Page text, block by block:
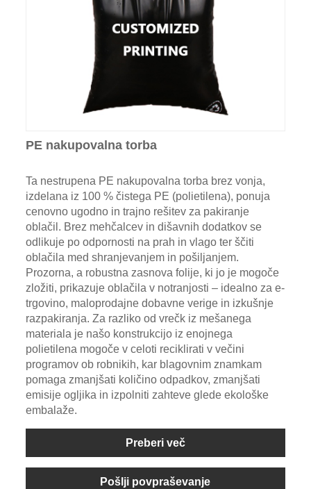
PE nakupovalna torba
Ta nestrupena PE nakupovalna torba brez vonja,
izdelana iz 100 % čistega PE (polietilena), ponuja
cenovno ugodno in trajno rešitev za pakiranje
oblačil. Brez mehčalcev in dišavnih dodatkov se
odlikuje po odpornosti na prah in vlago ter ščiti
oblačila med shranjevanjem in pošiljanjem.
Prozorna, a robustna zasnova folije, ki jo je mogoče
zložiti, prikazuje oblačila v notranjosti – idealno za e-
trgovino, maloprodajne dobavne verige in izkušnje
razpakiranja. Za razliko od vrečk iz mešanega
materiala je našo konstrukcijo iz enojnega
polietilena mogoče v celoti reciklirati v večini
programov ob robnikih, kar blagovnim znamkam
pomaga zmanjšati količino odpadkov, zmanjšati
emisije ogljika in izpolniti zahteve glede ekološke
embalaže.
Preberi več
Pošlji povpraševanje